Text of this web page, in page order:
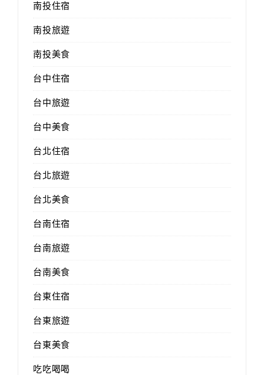
南投住宿
南投旅遊
南投美食
台中住宿
台中旅遊
台中美食
台北住宿
台北旅遊
台北美食
台南住宿
台南旅遊
台南美食
台東住宿
台東旅遊
台東美食
吃吃喝喝